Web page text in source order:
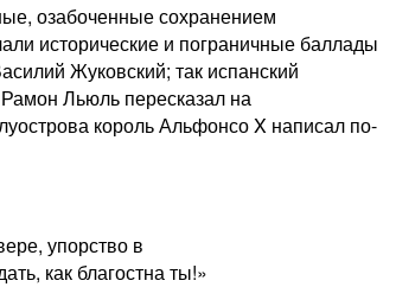
озабоченные сохранением
исторические и пограничные баллады
Жуковский; так испанский
Льюль пересказал на
король Альфонсо X написал по-
упорство в
как благостна ты!»